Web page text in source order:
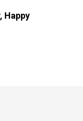
Happy